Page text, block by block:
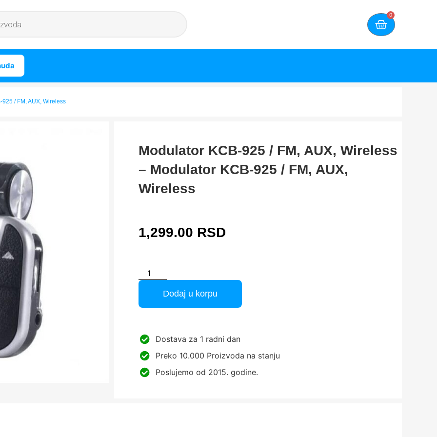
0
/ FM, AUX, Wireless
Modulator KCB-925 / FM, AUX, Wireless
– Modulator KCB-925 / FM, AUX,
Wireless
1,299.00 RSD
Dodaj u korpu
Dostava za 1 radni dan
Preko 10.000 Proizvoda na stanju
Poslujemo od 2015. godine.